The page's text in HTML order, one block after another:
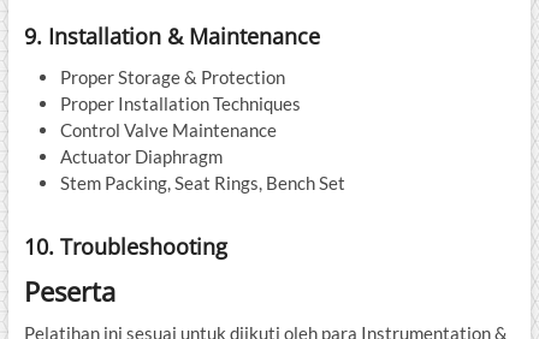
9. Installation & Maintenance
Proper Storage & Protection
Proper Installation Techniques
Control Valve Maintenance
Actuator Diaphragm
Stem Packing, Seat Rings, Bench Set
10. Troubleshooting
Peserta
Pelatihan ini sesuai untuk diikuti oleh para Instrumentation &